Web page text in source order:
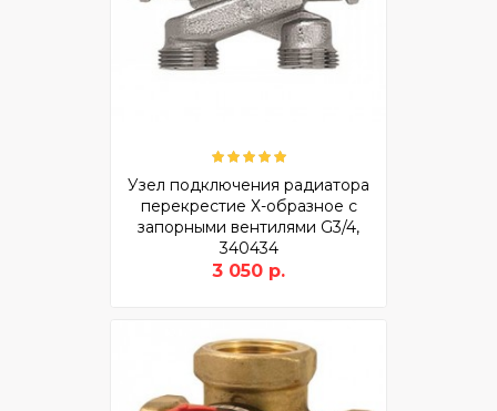
Узел подключения радиатора
перекрестие Х-образное с
запорными вентилями G3/4,
340434
3 050 р.